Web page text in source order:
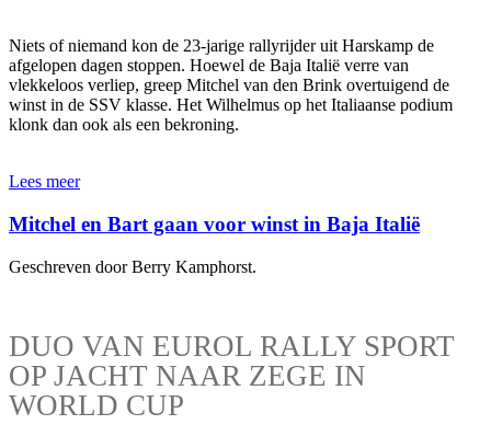
Niets of niemand kon de 23-jarige rallyrijder uit Harskamp de
afgelopen dagen stoppen. Hoewel de Baja Italië verre van
vlekkeloos verliep, greep Mitchel van den Brink overtuigend de
winst in de SSV klasse. Het Wilhelmus op het Italiaanse podium
klonk dan ook als een bekroning.
Lees meer
Mitchel en Bart gaan voor winst in Baja Italië
Geschreven door Berry Kamphorst.
DUO VAN EUROL RALLY SPORT
OP JACHT NAAR ZEGE IN
WORLD CUP